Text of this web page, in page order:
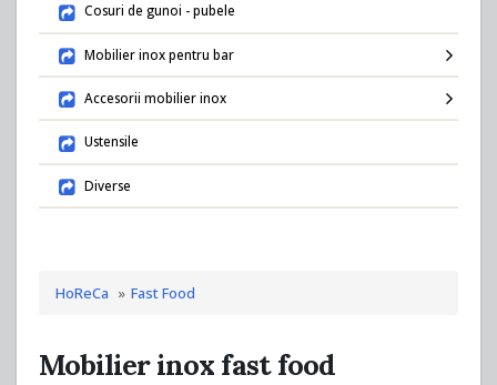
Cosuri de gunoi - pubele
Mobilier inox pentru bar
Accesorii mobilier inox
Ustensile
Diverse
HoReCa Fast Food
Mobilier inox fast food